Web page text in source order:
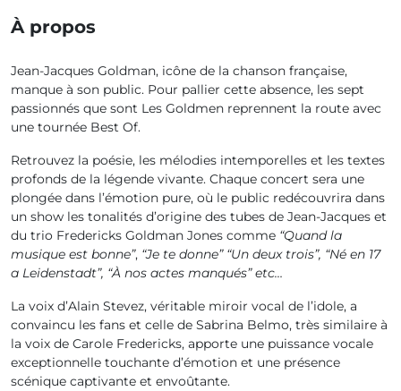
À propos
Jean-Jacques Goldman, icône de la chanson française,
manque à son public. Pour pallier cette absence, les sept
passionnés que sont Les Goldmen reprennent la route avec
une tournée Best Of.
Retrouvez la poésie, les mélodies intemporelles et les textes
profonds de la légende vivante. Chaque concert sera une
plongée dans l’émotion pure, où le public redécouvrira dans
un show les tonalités d’origine des tubes de Jean-Jacques et
du trio Fredericks Goldman Jones comme “Quand la
musique est bonne”, “Je te donne” “Un deux trois”, “Né en 17
a Leidenstadt”, “À nos actes manqués” etc…
La voix d’Alain Stevez, véritable miroir vocal de l’idole, a
convaincu les fans et celle de Sabrina Belmo, très similaire à
la voix de Carole Fredericks, apporte une puissance vocale
exceptionnelle touchante d’émotion et une présence
scénique captivante et envoûtante.